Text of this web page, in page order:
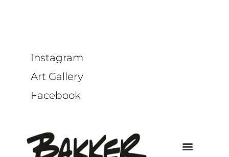
Instagram
Art Gallery
Facebook